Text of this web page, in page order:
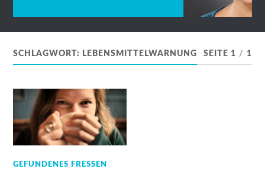
SCHLAGWORT: LEBENSMITTELWARNUNG SEITE 1 / 1
GEFUNDENES FRESSEN